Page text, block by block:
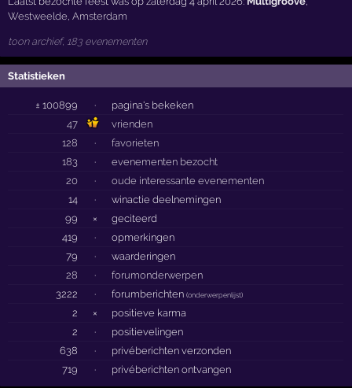
Westweelde ,Amsterdam
toon archief, 183 evenementen
Statistieken
± 100899 ·
pagina's bekeken
47
vrienden
128
·
favorieten
183
·
evenementen bezocht
20
·
oude interessante evenementen
14
·
winactie deelnemingen
99
×
geciteerd
419
·
opmerkingen
79
·
waarderingen
28
·
forumonderwerpen
3222
· forumberichten(onderwerpenlijst)
2 ×
positieve karma
2
·
positievelingen
638
·
privéberichten verzonden
719
· privéberichten ontvangen